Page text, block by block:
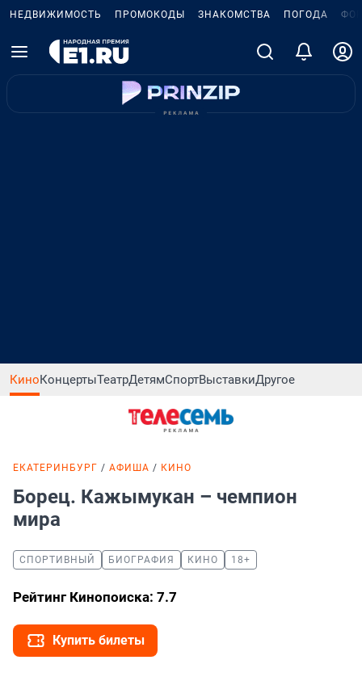
НЕДВИЖИМОСТЬ ПРОМОКОДЫ ЗНАКОМСТВА ПОГОДА
КиноКонцертыТеатрДетямСпортВыставкиДругое
ЕКАТЕРИНБУРГ АФИША КИНО
Борец. Кажымукан – чемпион
мира
СПОРТИВНЫЙ БИОГРАФИЯ КИНО 18+
Рейтинг Кинопоиска: 7.7
Купить билеты